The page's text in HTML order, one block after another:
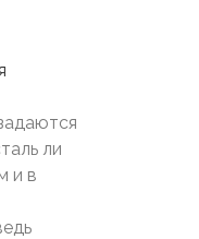
Участка, Для Чего
ли
и в